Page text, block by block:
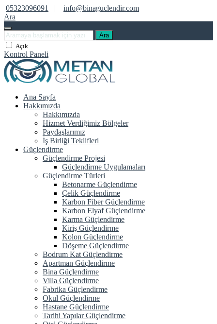
05323096091 |
info@binaguclendir.com
Ara
Ara
Açık
Kontrol Paneli
Ana Sayfa
Hakkımızda
Hakkımızda
Hizmet Verdiğimiz Bölgeler
Paydaşlarımız
İş Birliği Teklifleri
Güçlendirme
Güçlendirme Projesi
Güçlendirme Uygulamaları
Güçlendirme Türleri
Betonarme Güçlendirme
Çelik Güçlendirme
Karbon Fiber Güçlendirme
Karbon Elyaf Güçlendirme
Karma Güçlendirme
Kiriş Güçlendirme
Kolon Güçlendirme
Döşeme Güçlendirme
Bodrum Kat Güçlendirme
Apartman Güçlendirme
Bina Güçlendirme
Villa Güçlendirme
Fabrika Güçlendirme
Okul Güçlendirme
Hastane Güçlendirme
Tarihi Yapılar Güçlendirme